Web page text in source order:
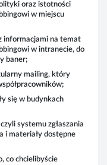
oraz istotności
w miejscu
informacjami na temat
w intranecie, do
baner;
mailing, który
się w budynkach
systemu zgłaszania
i materiały dostępne
co chcielibyście